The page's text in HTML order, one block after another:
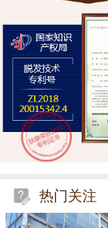
热门关注